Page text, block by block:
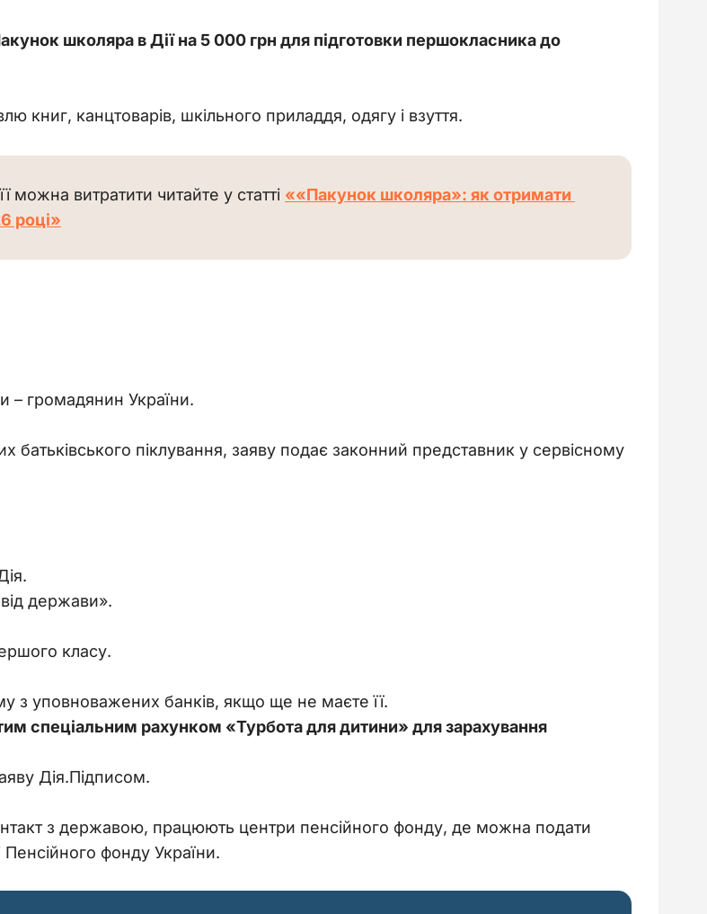
школяра в Дії на 5 000 грн для підготовки першокласника до
книг, канцтоварів, шкільного приладдя, одягу і взуття.
можна витратити читайте у статті ««Пакунок школяра»: як отримати
році»
– громадянин України.
батьківського піклування, заяву подає законний представник у сервісному
держави».
класу.
з уповноважених банків, якщо ще не маєте її.
спеціальним рахунком «Турбота для дитини» для зарахування
Дія.Підписом.
з державою, працюють центри пенсійного фонду, де можна подати
фонду України.